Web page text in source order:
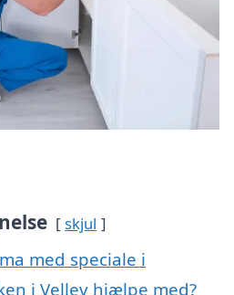
skjul
med speciale i
i Vellev hjælpe med?